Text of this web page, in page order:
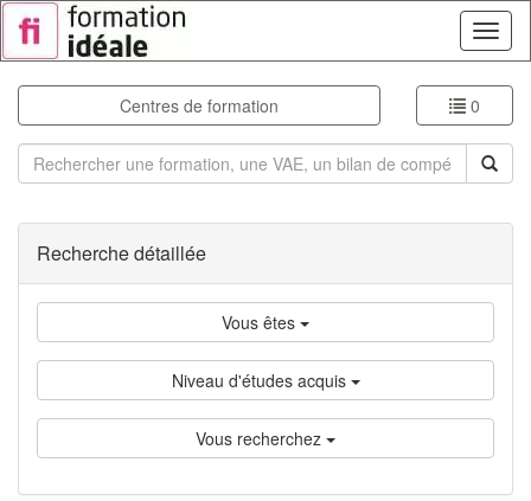
Centres de formation 0
Rechercher
Recherche détaillée
Vous êtes
Niveau d'études acquis
Vous recherchez